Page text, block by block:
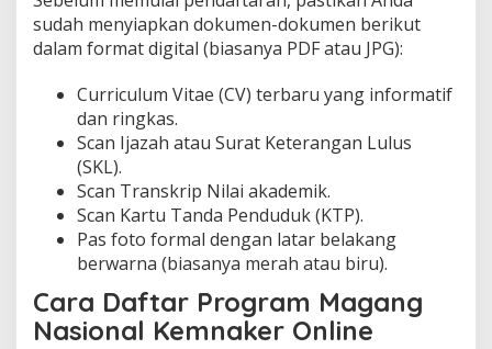
sudah menyiapkan dokumen-dokumen berikut
dalam format digital (biasanya PDF atau JPG):
Curriculum Vitae (CV) terbaru yang informatif
dan ringkas.
Scan Ijazah atau Surat Keterangan Lulus
(SKL).
Scan Transkrip Nilai akademik.
Scan Kartu Tanda Penduduk (KTP).
Pas foto formal dengan latar belakang
berwarna (biasanya merah atau biru).
Cara Daftar Program Magang
Nasional Kemnaker Online